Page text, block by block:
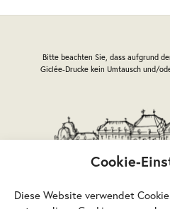
Cookie-
Diese Website verwendet
auf
gewähltBitte beachten Sie, dass aufgrund
Giclée-Drucke kein Umtausch und/